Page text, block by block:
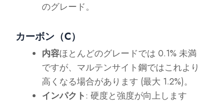
のグレード。
カーボン（C）
内容ほとんどのグレードでは 0.1% 未満
ですが、マルテンサイト鋼ではこれより
高くなる場合があります (最大 1.2%)。
インパクト: 硬度と強度が向上します